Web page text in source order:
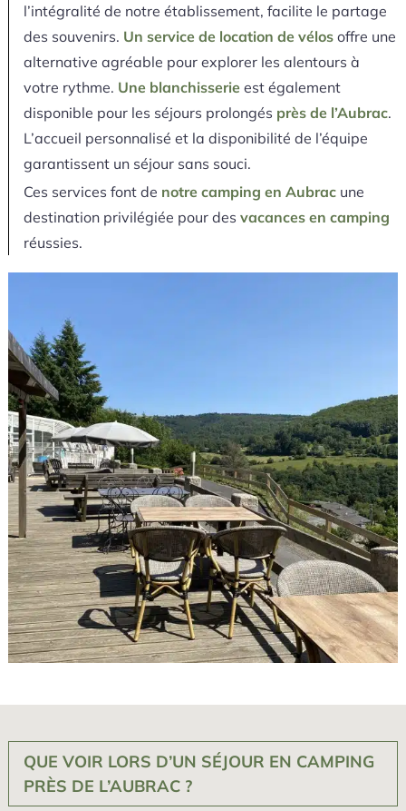
l’intégralité de notre établissement, facilite le partage
des souvenirs. Un service de location de vélosoffre une
alternative agréable pour explorer les alentours à
votre rythme. Une blanchisserie est également
disponible pour les séjours prolongés près de l’Aubrac.
L’accueil personnalisé et la disponibilité de l’équipe
garantissent un séjour sans souci.
Ces services font de notre camping en Aubracune
destination privilégiée pour des vacances en camping
réussies.
QUE VOIR LORS D’UN SÉJOUR EN CAMPING
PRÈS DE L’AUBRAC ?